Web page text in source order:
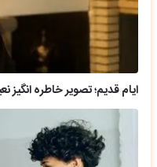
ایام قدیم؛ تصویر خاطره